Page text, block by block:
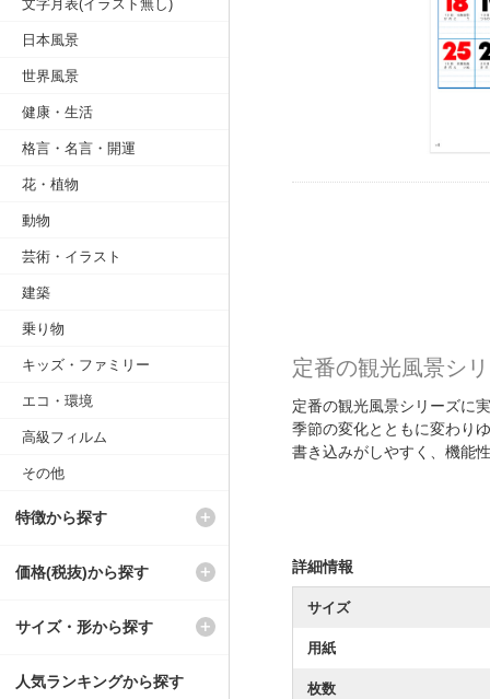
定番の観光風景シ
定番の観光風景シリーズに
季節の変化とともに変わり
書き込みがしやすく、機能
詳細情報
サイズ
用紙
枚数
文字月表(イラスト無し)
日本風景
世界風景
健康・生活
格言・名言・開運
花・植物
動物
芸術・イラスト
建築
乗り物
キッズ・ファミリー
エコ・環境
高級フィルム
その他
特徴から探す
価格(税抜)から探す
サイズ・形から探す
人気ランキングから探す